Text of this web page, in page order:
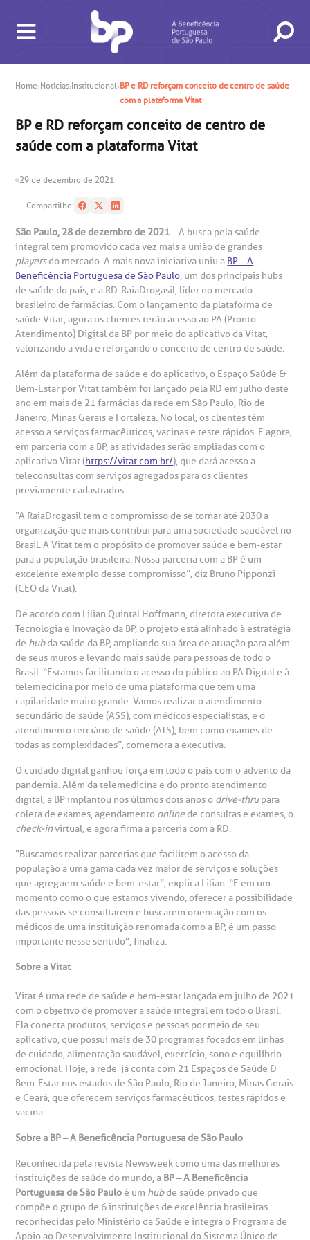
BUSCA
CONSULTAS E EXAMES
de consultas e exames
in antecipado
de exames
de Exames
ATENDIMENTO 24H
SAC
atendimento e dos serviços prestados.
A Ouvidoria e SAC são canais para você, cliente da BP, tirar
suas dúvidas, registrar suas reclamações ou fazer elogios
relacionados ao nosso atendimento e aos nossos serviços.
Horário de atendimento: 2ª a 6ª feira das 7h às 18h
(11)3505-1000
ouvidoria@bp.org.br
CONHEÇA AS UNIDADES
Hospital BP
Saiba mais
Rua Maestro Cardim, 769
CEP: 01323-001 | Bela Vista
São Paulo - SP
BP Mirante
Endereço:
R. Martiniano de Carvalho, 965
CEP: 01323-001 | Bela Vista
São Paulo - SP
Clínica Medicina da Mulher
Saiba mais
Endereço:
R. Colômbia, 332
CEP: 01438-000 | Jardim Paulista
São Paulo - SP
INSTITUCIONAL
e Pesquisa
do médico
de conduta
Financeiras
social da BP
corporativa
social
a BP
Conosco
de Benchmarking
de Bioética
NOSSOS SERVIÇOS
Telemedicina BP
Teleinterconsulta
Centro de Doenças Autoimunes
INFORMAÇÕES ÚTEIS
de atendimento
de Infarto SUS
de Visita
socorro
de cópia de prontuário médico
de orçamento particular
de veracidade de atestado
atendimento
Cirurgia
frequentes
de Sangue
de órgãos
de cuidado
e perdidos
ESPECIALIDADES
de Oncologia e Hematologia
de Excelência em Neurologia e
especialidades
Home Notícias Institucional BP e RD reforçam conceito de centro de saúde
com a plataforma Vitat
BP e RD reforçam conceito de centro de
saúde com a plataforma Vitat
29 de dezembro de 2021
Compartilhe:
São Paulo, 28 de dezembro de 2021– A busca pela saúde
integral tem promovido cada vez mais a união de grandes
playersdo mercado. A mais nova iniciativa uniu a BP – A
Beneficência Portuguesa de São Paulo, um dos principais hubs
de saúde do país, e a RD-RaiaDrogasil, líder no mercado
brasileiro de farmácias. Com o lançamento da plataforma de
saúde Vitat, agora os clientes terão acesso ao PA (Pronto
Atendimento) Digital da BP por meio do aplicativo da Vitat,
valorizando a vida e reforçando o conceito de centro de saúde.
Além da plataforma de saúde e do aplicativo, o Espaço Saúde &
Bem-Estar por Vitat também foi lançado pela RD em julho deste
ano em mais de 21 farmácias da rede em São Paulo, Rio de
Janeiro, Minas Gerais e Fortaleza. No local, os clientes têm
acesso a serviços farmacêuticos, vacinas e teste rápidos. E agora,
em parceria com a BP, as atividades serão ampliadas com o
aplicativo Vitat (https://vitat.com.br/), que dará acesso a
teleconsultas com serviços agregados para os clientes
previamente cadastrados.
“A RaiaDrogasil tem o compromisso de se tornar até 2030 a
organização que mais contribui para uma sociedade saudável no
Brasil. A Vitat tem o propósito de promover saúde e bem-estar
para a população brasileira. Nossa parceria com a BP é um
excelente exemplo desse compromisso”, diz Bruno Pipponzi
(CEO da Vitat).
De acordo com Lilian Quintal Hoffmann, diretora executiva de
Tecnologia e Inovação da BP, o projeto está alinhado à estratégia
de hubda saúde da BP, ampliando sua área de atuação para além
de seus muros e levando mais saúde para pessoas de todo o
Brasil. “Estamos facilitando o acesso do público ao PA Digital e à
telemedicina por meio de uma plataforma que tem uma
capilaridade muito grande. Vamos realizar o atendimento
secundário de saúde (ASS), com médicos especialistas, e o
atendimento terciário de saúde (ATS), bem como exames de
todas as complexidades”, comemora a executiva.
O cuidado digital ganhou força em todo o país com o advento da
pandemia. Além da telemedicina e do pronto atendimento
digital, a BP implantou nos últimos dois anos o drive-thrupara
coleta de exames, agendamento onlinede consultas e exames, o
check-invirtual, e agora firma a parceria com a RD.
“Buscamos realizar parcerias que facilitem o acesso da
população a uma gama cada vez maior de serviços e soluções
que agreguem saúde e bem-estar”, explica Lilian. “E em um
momento como o que estamos vivendo, oferecer a possibilidade
das pessoas se consultarem e buscarem orientação com os
médicos de uma instituição renomada como a BP, é um passo
importante nesse sentido”, finaliza.
Sobre a Vitat
Vitat é uma rede de saúde e bem-estar lançada em julho de 2021
com o objetivo de promover a saúde integral em todo o Brasil.
Ela conecta produtos, serviços e pessoas por meio de seu
aplicativo, que possui mais de 30 programas focados em linhas
de cuidado, alimentação saudável, exercício, sono e equilíbrio
emocional. Hoje, a rede já conta com 21 Espaços de Saúde &
Bem-Estar nos estados de São Paulo, Rio de Janeiro, Minas Gerais
e Ceará, que oferecem serviços farmacêuticos, testes rápidos e
vacina.
Sobre a BP – A Beneficência Portuguesa de São Paulo
Reconhecida pela revista Newsweek como uma das melhores
instituições de saúde do mundo, a BP – A Beneficência
Portuguesa de São Pauloé um hubde saúde privado que
compõe o grupo de 6 instituições de excelência brasileiras
reconhecidas pelo Ministério da Saúde e integra o Programa de
Apoio ao Desenvolvimento Institucional do Sistema Único de